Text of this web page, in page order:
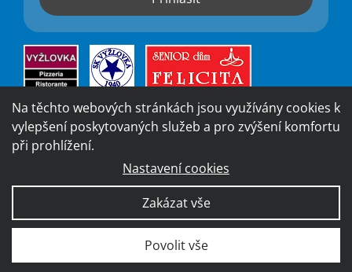
Prohlášení o přístupnosti
Na těchto webových stránkách jsou využívány cookies k
vylepšení poskytovaných služeb a pro zvýšení komfortu
při prohlížení.
Nastavení cookies
Zakázat vše
Povolit vše